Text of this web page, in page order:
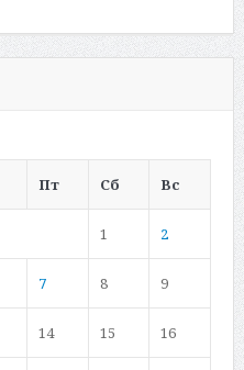
Пт Сб Вс
1 2
7 8 9
14 15 16